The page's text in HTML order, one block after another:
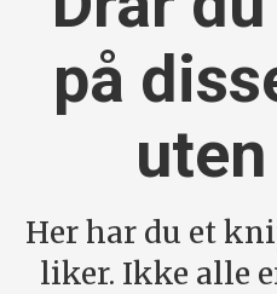
på
Her har du et
liker. Ikke alle